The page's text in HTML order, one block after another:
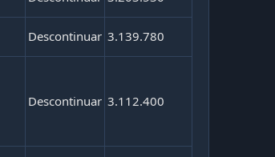
Descontinuar 3.139.780
Descontinuar 3.112.400